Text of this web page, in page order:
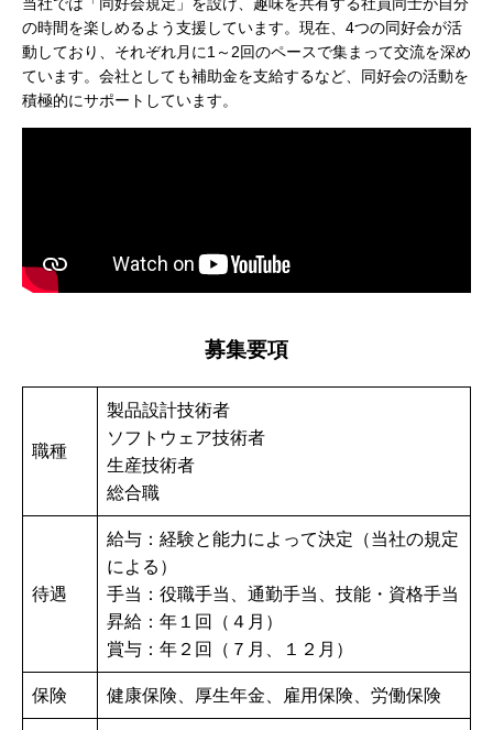
の時間を楽しめるよう支援しています。現在、4つの同好会が活
動しており、それぞれ月に1～2回のペースで集まって交流を深め
ています。会社としても補助金を支給するなど、同好会の活動を
積極的にサポートしています。
募集要項
職種
製品設計技術者
ソフトウェア技術者
生産技術者
総合職
待遇
給与：経験と能力によって決定（当社の規定
による）
手当：役職手当、通勤手当、技能・資格手当
昇給：年１回（４月）
賞与：年２回（７月、１２月）
保険 健康保険、厚生年金、雇用保険、労働保険